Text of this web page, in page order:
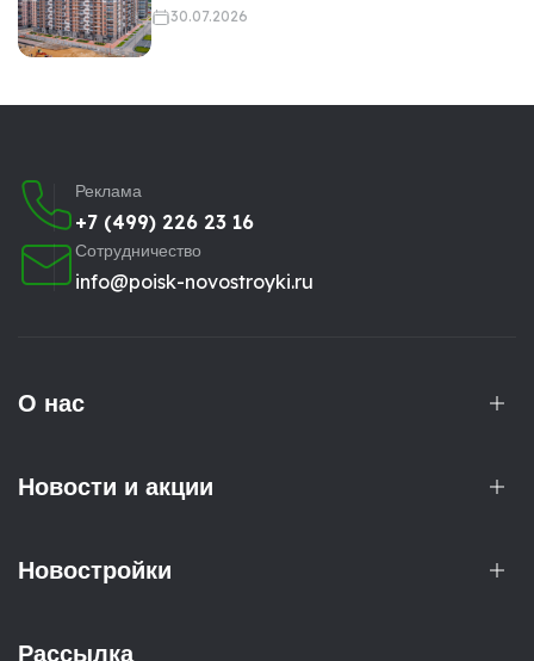
30.07.2026
Реклама
+7 (499) 226 23 16
Сотрудничество
info@poisk-novostroyki.ru
О нас
Новости и акции
Новостройки
Рассылка